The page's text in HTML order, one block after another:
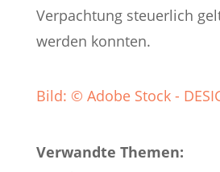
Verpachtung steuerlich
werden konnten.
Bild: © Adobe Stock -
Verwandte Themen: